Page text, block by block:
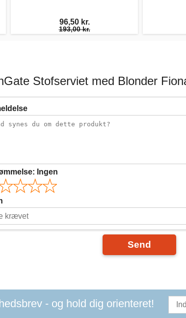
96,50 kr.
193,00 kr.
Stofserviet med Blonder
Ingen
Send
- og hold dig orienteret!